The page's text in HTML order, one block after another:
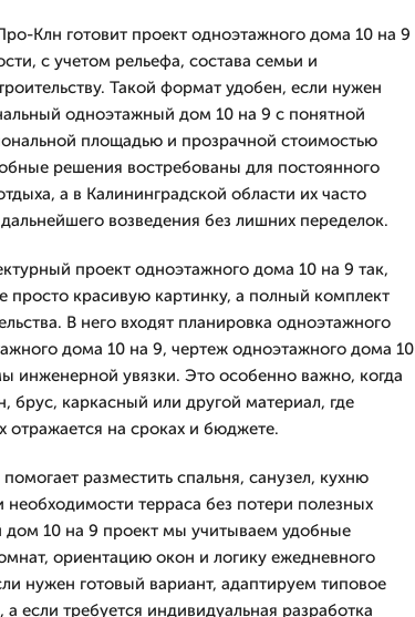
Клн готовит проект одноэтажного дома 10 на 9
с учетом рельефа, состава семьи и
Такой формат удобен, если нужен
одноэтажный дом 10 на 9 с понятной
площадью и прозрачной стоимостью
решения востребованы для постоянного
а в Калининградской области их часто
возведения без лишних переделок.
проект одноэтажного дома 10 на 9 так,
просто красивую картинку, а полный комплект
В него входят планировка одноэтажного
дома 10 на 9, чертеж одноэтажного дома 10
инженерной увязки. Это особенно важно, когда
брус, каркасный или другой материал, где
отражается на сроках и бюджете.
разместить спальня, санузел, кухню
необходимости терраса без потери полезных
10 на 9 проект мы учитываем удобные
ориентацию окон и логику ежедневного
нужен готовый вариант, адаптируем типовое
если требуется индивидуальная разработка